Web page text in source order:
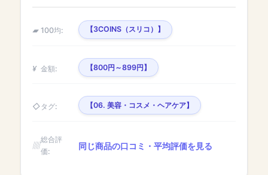
100均: 【3COINS（スリコ）】
金額: 【800円～899円】
タグ: 【06. 美容・コスメ・ヘアケア】
総合評
価:
同じ商品の口コミ・平均評価を見る